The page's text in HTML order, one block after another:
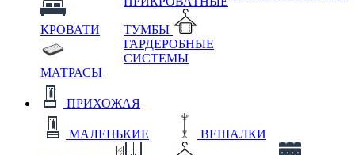
КРОВАТИ
МАТРАСЫ
ТУМБЫ
ГАРДЕРОБНЫЕ
СИСТЕМЫ
ПРИХОЖАЯ
МАЛЕНЬКИЕ ВЕШАЛКИ